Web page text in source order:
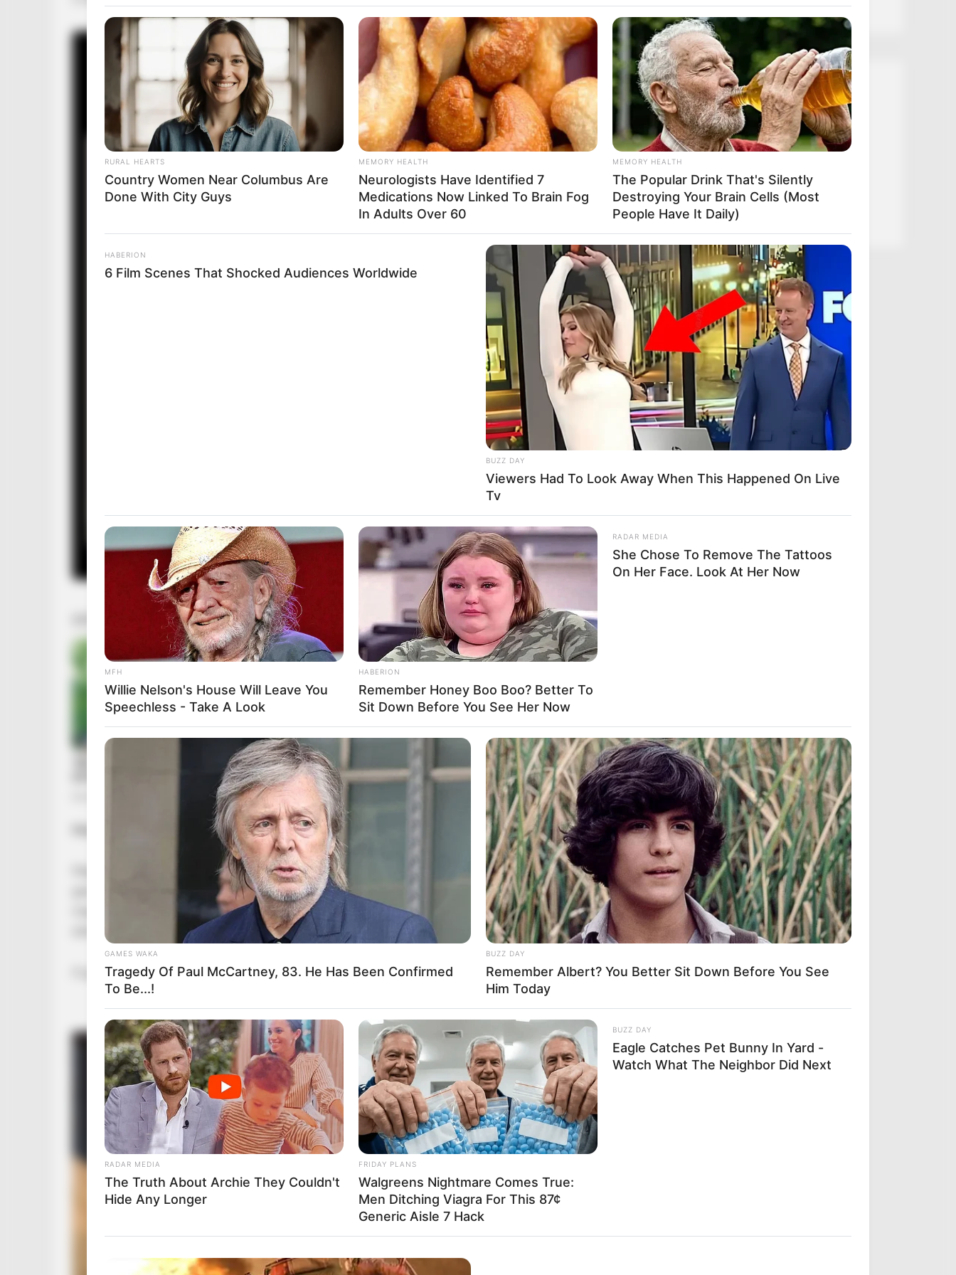
Hosszú betegség után meghalt az ismert magyar DJ – gyászol a hazai zenés világ
Megrendítő hírt közöltek vasárnap este:48 éves korában elhunyt Horváth Krisztián , akit egész
generációk ismertek és szerettekChriss Ronsonművésznéven. A legendás DJ hosszú,
megpróbáltatásokkal teli betegséget követően távozott, ahogy családja fogalmazott: „ma békésen
A gyászhírt a művész hivatalos Facebook-oldalán tették közzé:
Kategóriák
Friss hírek
Művészek
Természet
Történetek
Világ
RURAL HEARTS
Country Women Near Columbus Are
Done With City Guys
MEMORY HEALTH
Neurologists Have Identified 7
Medications Now Linked To Brain Fog
In Adults Over 60
MEMORY HEALTH
The Popular Drink That's Silently
Destroying Your Brain Cells (Most
People Have It Daily)
HABERION
6 Film Scenes That Shocked Audiences Worldwide
BUZZ DAY
Viewers Had To Look Away When This Happened On Live
Tv
MFH
Willie Nelson's House Will Leave You
Speechless - Take A Look
HABERION
Remember Honey Boo Boo? Better To
Sit Down Before You See Her Now
RADAR MEDIA
She Chose To Remove The Tattoos
On Her Face. Look At Her Now
GAMES WAKA
Tragedy Of Paul McCartney, 83. He Has Been Confirmed
To Be...!
BUZZ DAY
Remember Albert? You Better Sit Down Before You See
Him Today
RADAR MEDIA
The Truth About Archie They Couldn't
Hide Any Longer
FRIDAY PLANS
Walgreens Nightmare Comes True:
Men Ditching Viagra For This 87¢
Generic Aisle 7 Hack
BUZZ DAY
Eagle Catches Pet Bunny In Yard -
Watch What The Neighbor Did Next
BRAINBERRIES
You'll Be Amazed By The Blue Lagoon Stars Today
Why this ordinary drink is the secret
to feeling your best every day
BRAINBERRIES
'The OC' Cast Then And Now - Where
Are They 20 Years Later?
BRAINBERRIES
Did They Lie To Us In This Movie?
BRAINBERRIES
Sensual Dance Scenes We Saw In Movies
Why this ordinary drink is the secret
to feeling your best every day
BRAINBERRIES
What Happened To The Blue Lagoon
Cast? See Them Now
BRAINBERRIES
I Bet You Didn't Know It Was Really
Happening?